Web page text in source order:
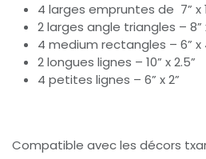
4 larges empruntes de 7” x
2 larges angle triangles – 8” x
4 medium rectangles – 6” x
2 longues lignes – 10” x 2.5”
4 petites lignes – 6” x 2”
Compatible avec les décors